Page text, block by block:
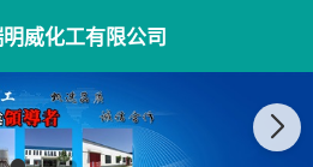
威化工有限公司